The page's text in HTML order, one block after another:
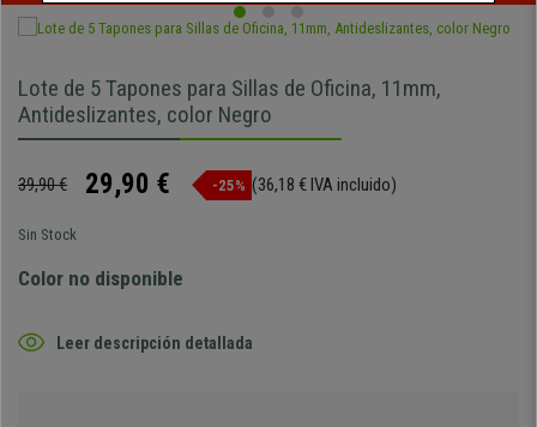
Lote de 5 Tapones para Sillas de Oficina, 11mm,
Antideslizantes, color Negro
39,90 € 29,90 € -25% (36,18 € IVA incluido)
Sin Stock
Color no disponible
Leer descripción detallada